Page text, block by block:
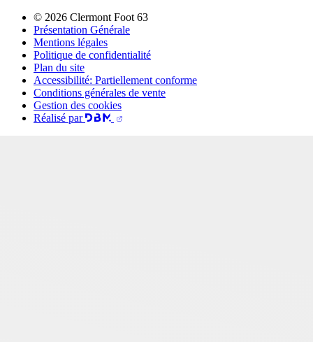
© 2026 Clermont Foot 63
Présentation Générale
Mentions légales
Politique de confidentialité
Plan du site
Accessibilité: Partiellement conforme
Conditions générales de vente
Gestion des cookies
Réalisé par